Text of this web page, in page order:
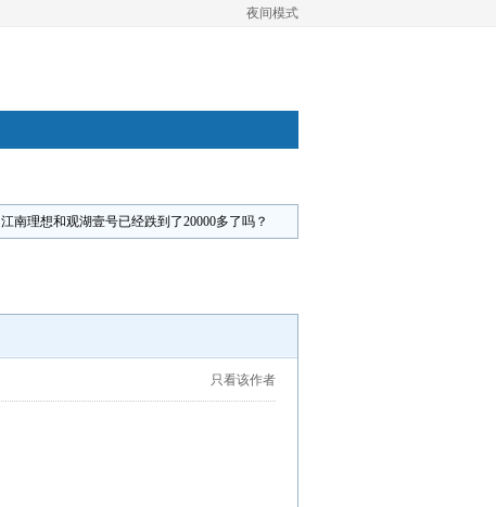
夜间模式
江南理想和观湖壹号已经跌到了20000多了吗？
只看该作者